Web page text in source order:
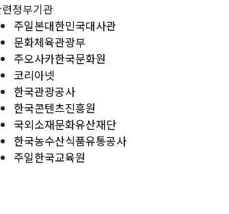
정부기관
주일본대한민국대사관
문화체육관광부
주오사카한국문화원
코리아넷
한국관광공사
한국콘텐츠진흥원
국외소재문화유산재단
한국농수산식품유통공사
주일한국교육원